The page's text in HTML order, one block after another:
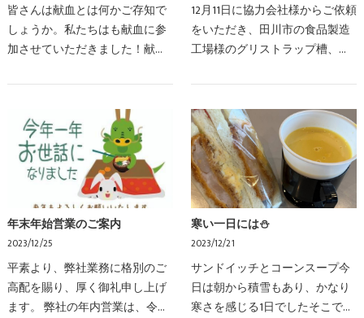
皆さんは献血とは何かご存知で
しょうか。私たちはも献血に参
加させていただきました！献血
満たす必要があります。これら
の基準以外にも、当日の体調や
普段から接種している…
12月11日に協力会社様からご依頼
をいただき、田川市の食品製造
工場様のグリストラップ槽、排
実施してまいりました。排水の
流れでお困りとの事でしたの
で、弊社の堀田営業課…
年末年始営業のご案内
2023/12/25
平素より、弊社業務に格別のご
高配を賜り、厚く御礼申し上げ
ます。 弊社の年内営業は、令和
寒い一日には⛄
2023/12/21
サンドイッチとコーンスープ今
日は朝から積雪もあり、かなり
寒さを感じる1日でしたそこで心